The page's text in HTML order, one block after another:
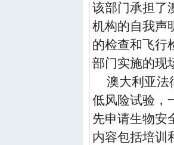
该部门承担了
机构的自我声
的检查和飞行
部门实施的现
澳大利亚法
低风险试验，
先申请生物安
内容包括培训